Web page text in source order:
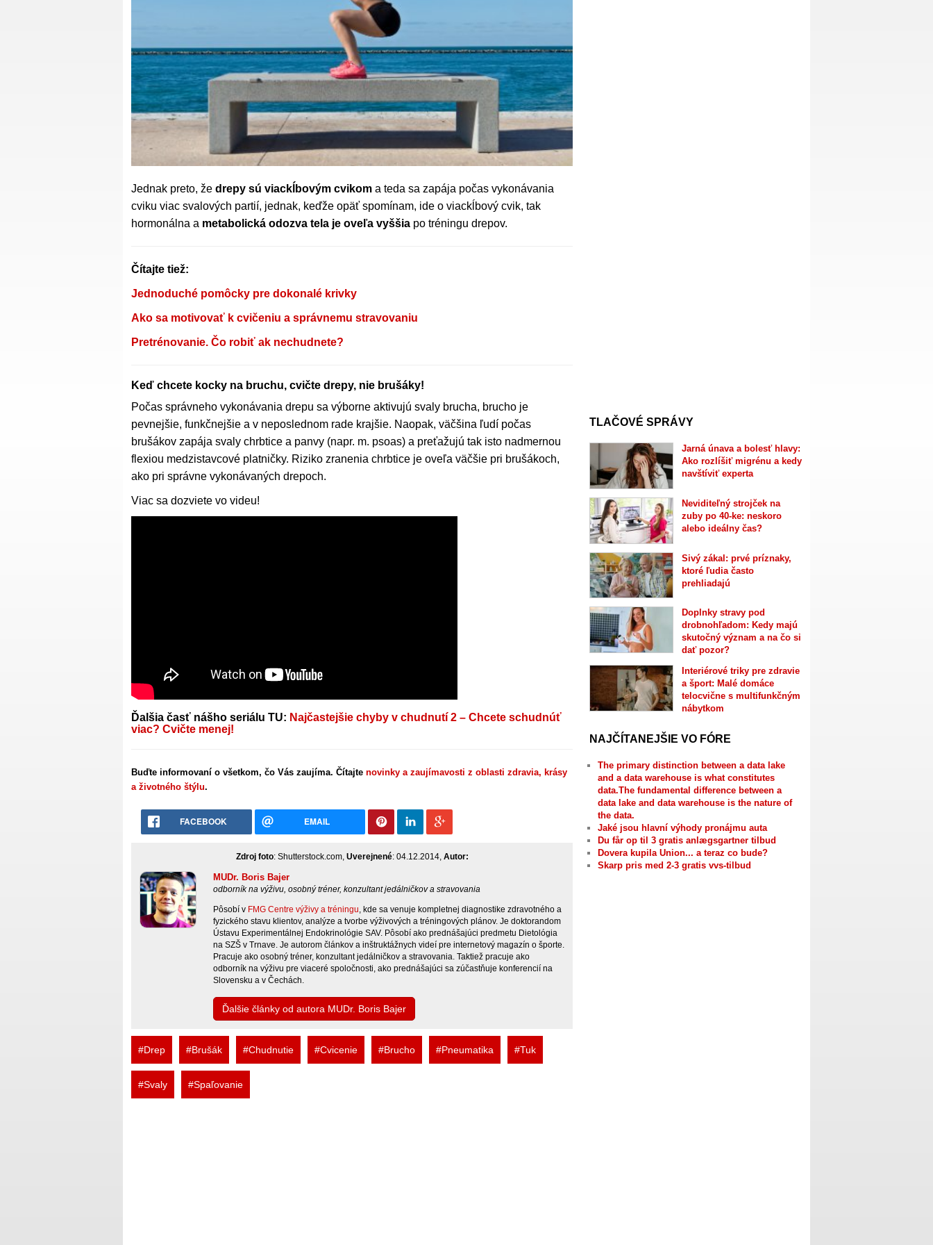
Jednak preto, že drepy sú viackĺbovým cvikom a teda sa zapája počas vykonávania
cviku viac svalových partií, jednak, keďže opäť spomínam, ide o viackĺbový cvik, tak
hormonálna a metabolická odozva tela je oveľa vyššia po tréningu drepov.
Čítajte tiež:
Jednoduché pomôcky pre dokonalé krivky
Ako sa motivovať k cvičeniu a správnemu stravovaniu
Pretrénovanie. Čo robiť ak nechudnete?
Keď chcete kocky na bruchu, cvičte drepy, nie brušáky!
Počas správneho vykonávania drepu sa výborne aktivujú svaly brucha, brucho je
pevnejšie, funkčnejšie a v neposlednom rade krajšie. Naopak, väčšina ľudí počas
brušákov zapája svaly chrbtice a panvy (napr. m. psoas) a preťažujú tak isto nadmernou
flexiou medzistavcové platničky. Riziko zranenia chrbtice je oveľa väčšie pri brušákoch,
ako pri správne vykonávaných drepoch.
Viac sa dozviete vo videu!
Ďalšia časť nášho seriálu TU: Najčastejšie chyby v chudnutí 2 – Chcete schudnúť
viac? Cvičte menej!
Buďte informovaní o všetkom, čo Vás zaujíma. Čítajte novinky a zaujímavosti z oblasti zdravia, krásy
a životného štýlu.
FACEBOOK EMAIL
Zdroj foto: Shutterstock.com, Uverejnené: 04.12.2014, Autor:
MUDr. Boris Bajer
odborník na výživu, osobný tréner, konzultant jedálničkov a stravovania
Pôsobí v FMG Centre výživy a tréningu, kde sa venuje kompletnej diagnostike zdravotného a
fyzického stavu klientov, analýze a tvorbe výživových a tréningových plánov. Je doktorandom
Ústavu Experimentálnej Endokrinológie SAV. Pôsobí ako prednášajúci predmetu Dietológia
na SZŠ v Trnave. Je autorom článkov a inštruktážnych videí pre internetový magazín o športe.
Pracuje ako osobný tréner, konzultant jedálničkov a stravovania. Taktiež pracuje ako
odborník na výživu pre viaceré spoločnosti, ako prednášajúci sa zúčastňuje konferencií na
Slovensku a v Čechách.
Ďalšie články od autora MUDr. Boris Bajer
#Drep #Brušák #Chudnutie #Cvicenie #Brucho #Pneumatika #Tuk
#Svaly #Spaľovanie
TLAČOVÉ SPRÁVY
Jarná únava a bolesť hlavy:
Ako rozlíšiť migrénu a kedy
navštíviť experta
Neviditeľný strojček na
zuby po 40-ke: neskoro
alebo ideálny čas?
Sivý zákal: prvé príznaky,
ktoré ľudia často
prehliadajú
Doplnky stravy pod
drobnohľadom: Kedy majú
skutočný význam a na čo si
dať pozor?
Interiérové triky pre zdravie
a šport: Malé domáce
telocvične s multifunkčným
nábytkom
NAJČÍTANEJŠIE VO FÓRE
The primary distinction between a data lake
and a data warehouse is what constitutes
data.The fundamental difference between a
data lake and data warehouse is the nature of
the data.
Jaké jsou hlavní výhody pronájmu auta
Du får op til 3 gratis anlægsgartner tilbud
Dovera kupila Union... a teraz co bude?
Skarp pris med 2-3 gratis vvs-tilbud